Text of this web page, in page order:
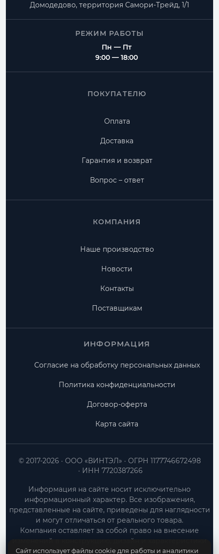
Домодедово, территория Самори-Трейд, 1/1
РЕЖИМ РАБОТЫ
Пн — Пт
9:00 — 18:00
ПОКУПАТЕЛЮ
Оплата
Доставка
Гарантия и возврат
Вопрос – ответ
КОМПАНИЯ
Наше производство
Новости
Контакты
Поставщикам
ИНФОРМАЦИЯ
Согласие на обработку персональных данных
Политика конфиденциальности
Договор-оферта
Карта сайта
ООО «ВИНТЭЛ»
ОГРН 1177746672498
ИНН 7720387266
© 2017-2026
Информация на сайте носит исключительно
информационный характер. Все изображения,
представленные на сайте, приведены для наглядности
и могут отличаться от реального товара.
Компания оставляет за собой право на внесение
изменений в конструкцию, дизайн и характеристики
товара без предварительного уведомления.
Сайт использует файлы cookie для работы и аналитики